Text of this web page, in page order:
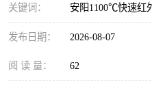
关键词： 安阳1100℃快速红
发布日期： 2026-08-07
阅 读 量： 62